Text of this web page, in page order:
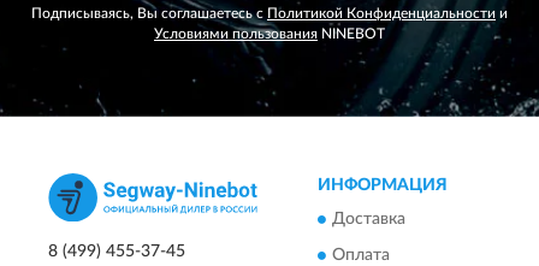
Подписываясь, Вы соглашаетесь с Политикой Конфиденциальности и
Условиями пользования NINEBOT
8 (499) 455-37-45
ИНФОРМАЦИЯ
Доставка
Оплата